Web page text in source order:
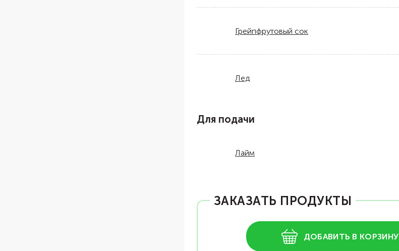
Грейпфрутовый сок
Лед
Для подачи
Лайм
ЗАКАЗАТЬ ПРОДУКТЫ
ДОБАВИТЬ В КОРЗИНУ